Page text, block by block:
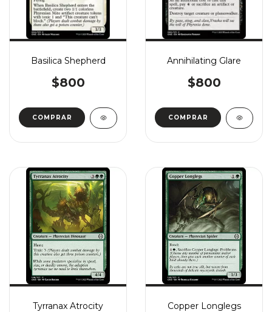
Basilica Shepherd
$800
COMPRAR
Annihilating Glare
$800
COMPRAR
Tyrranax Atrocity Copper Longlegs